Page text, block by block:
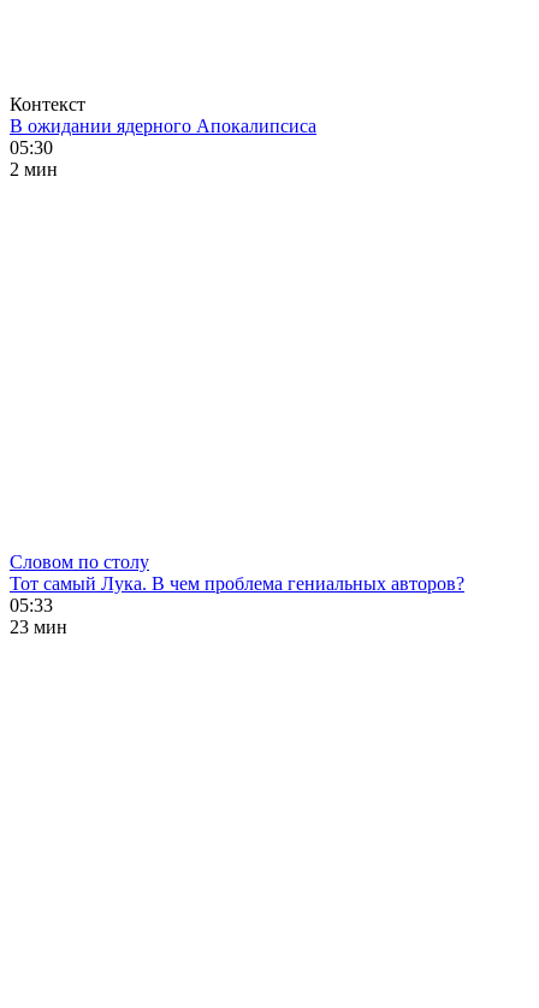
Контекст
В ожидании ядерного Апокалипсиса
05:30
2 мин
Словом по столу
Тот самый Лука. В чем проблема гениальных авторов?
05:33
23 мин